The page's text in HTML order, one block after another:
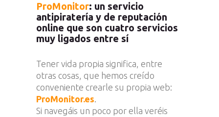
ProMonitor: un servicio
antipiratería y de reputación
online que son cuatro servicios
muy ligados entre sí
Tener vida propia significa, entre
otras cosas, que hemos creído
conveniente crearle su propia web:
ProMonitor.es.
Si navegáis un poco por ella veréis